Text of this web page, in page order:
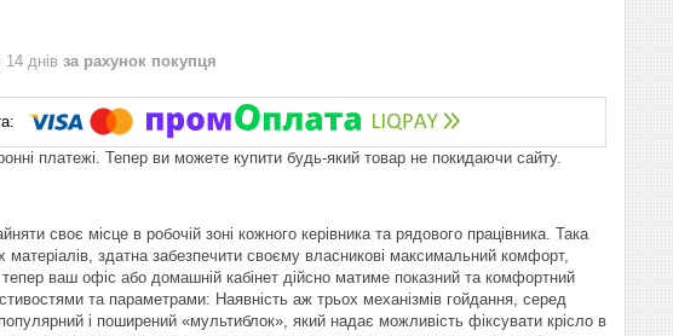
днів за рахунок покупця
платежі. Тепер ви можете купити будь-який товар не покидаючи сайту.
своє місце в робочій зоні кожного керівника та рядового працівника. Така
матеріалів, здатна забезпечити своєму власникові максимальний комфорт,
ваш офіс або домашній кабінет дійсно матиме показний та комфортний
та параметрами: Наявність аж трьох механізмів гойдання, серед
і поширений «мультиблок», який надає можливість фіксувати крісло в